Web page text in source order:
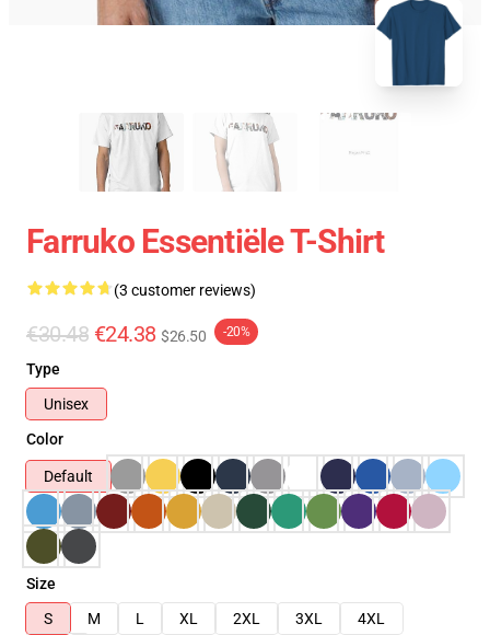
Farruko Essentiële T-Shirt
(3 customer reviews)
€30.48 €24.38 $26.50 -20%
Type
Unisex
Color
Default
Size
S
M L XL 2XL 3XL
4XL